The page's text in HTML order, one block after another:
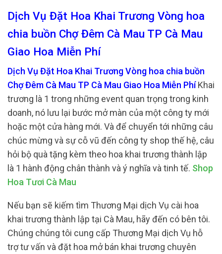
Dịch Vụ Đặt Hoa Khai Trương Vòng hoa
chia buồn Chợ Đêm Cà Mau TP Cà Mau
Giao Hoa Miễn Phí
Dịch Vụ Đặt Hoa Khai Trương Vòng hoa chia buồn
Chợ Đêm Cà Mau TP Cà Mau Giao Hoa Miễn PhíKhai
trương là 1 trong những event quan trọng trong kinh
doanh, nó lưu lại bước mở màn của một công ty mới
hoặc một cửa hàng mới. Và để chuyển tới những câu
chúc mừng và sự cỗ vũ đến công ty shop thế hệ, câu
hỏi bộ quà tặng kèm theo hoa khai trương thành lập
là 1 hành động chân thành và ý nghĩa và tinh tế. Shop
Hoa Tươi Cà Mau
Nếu bạn sẽ kiếm tìm Thương Mại dịch Vụ cài hoa
khai trương thành lập tại Cà Mau, hãy đến có bên tôi.
Chúng chúng tôi cung cấp Thương Mại dịch Vụ hỗ
trợ tư vấn và đặt hoa mở bán khai trương chuyên